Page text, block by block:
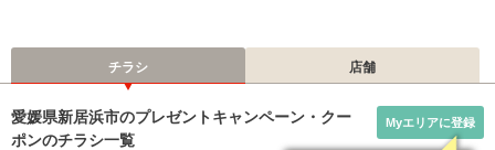
チラシ 店舗
愛媛県新居浜市のプレゼントキャンペーン・クー
ポンのチラシ一覧
Myエリアに登録